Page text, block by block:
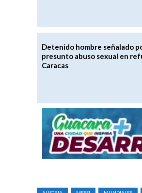
Detenido hombre señalado
presunto abuso sexual en
Caracas